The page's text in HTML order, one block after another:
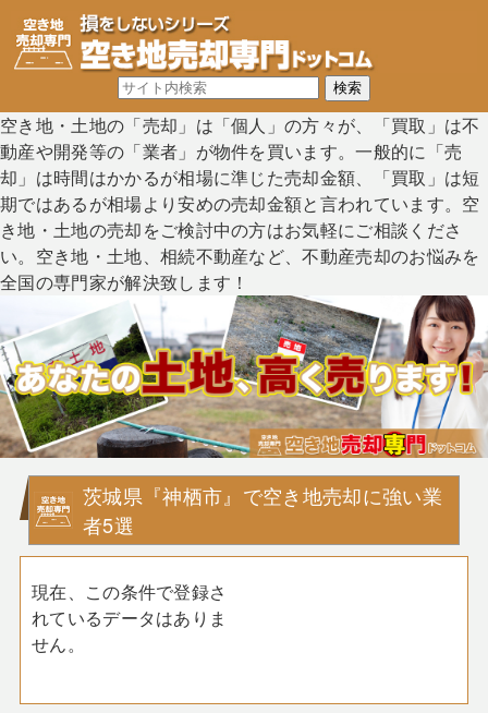
空き地・土地の「売却」は「個人」の方々が、「買取」は不
動産や開発等の「業者」が物件を買います。一般的に「売
却」は時間はかかるが相場に準じた売却金額、「買取」は短
期ではあるが相場より安めの売却金額と言われています。空
き地・土地の売却をご検討中の方はお気軽にご相談くださ
い。空き地・土地、相続不動産など、不動産売却のお悩みを
全国の専門家が解決致します！
茨城県『神栖市』で空き地売却に強い業
者5選
現在、この条件で登録さ
れているデータはありま
せん。